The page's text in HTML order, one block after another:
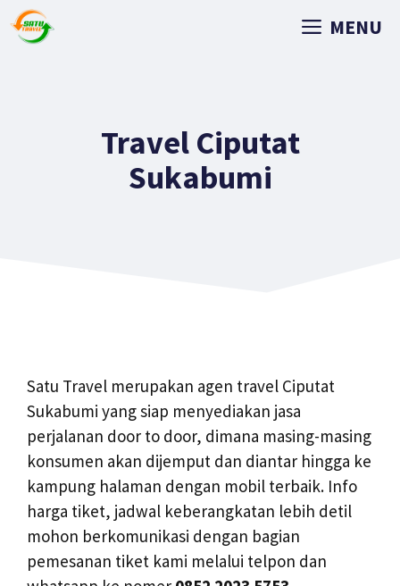
MENU
Travel Ciputat
Sukabumi
Satu Travel merupakan agen travel Ciputat
Sukabumi yang siap menyediakan jasa
perjalanan door to door, dimana masing-masing
konsumen akan dijemput dan diantar hingga ke
kampung halaman dengan mobil terbaik. Info
harga tiket, jadwal keberangkatan lebih detil
mohon berkomunikasi dengan bagian
pemesanan tiket kami melalui telpon dan